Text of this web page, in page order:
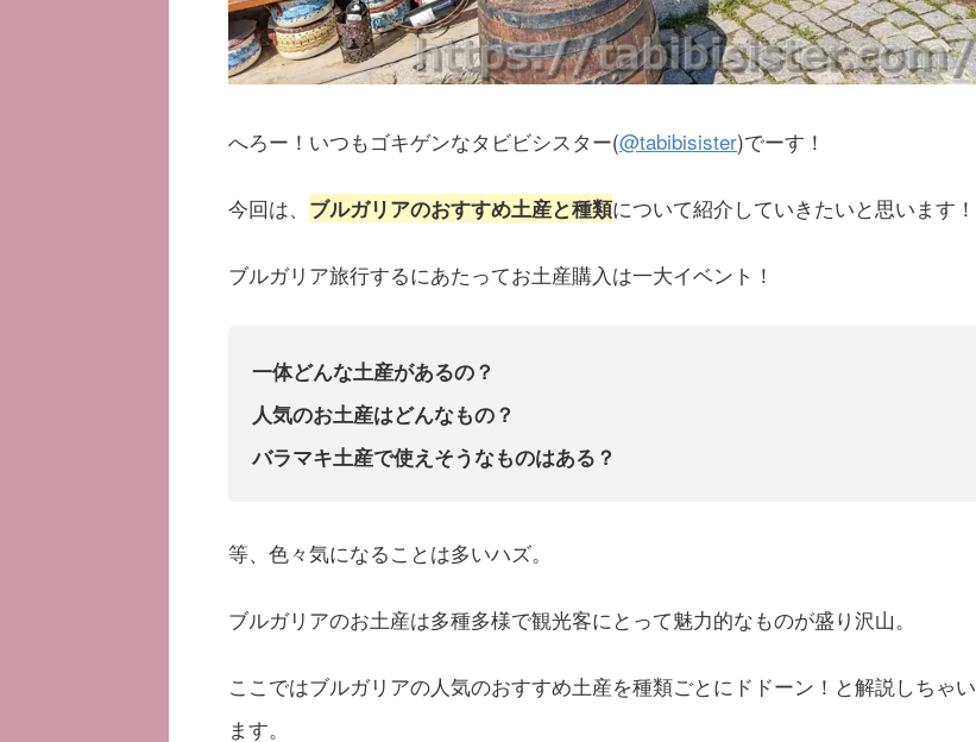
へろー！いつもゴキゲンなタビビシスター(@tabibisister)でーす！
今回は、 ブルガリアのおすすめ土産と種類について紹介していきたいと思います！
ブルガリア旅行するにあたってお土産購入は一大イベント！
一体どんな土産があるの？
人気のお土産はどんなもの？
バラマキ土産で使えそうなものはある？
等、色々気になることは多いハズ。
ブルガリアのお土産は多種多様で観光客にとって魅力的なものが盛り沢山。
ここではブルガリアの人気のおすすめ土産を種類ごとにドドーン！と解説しちゃい
ます。